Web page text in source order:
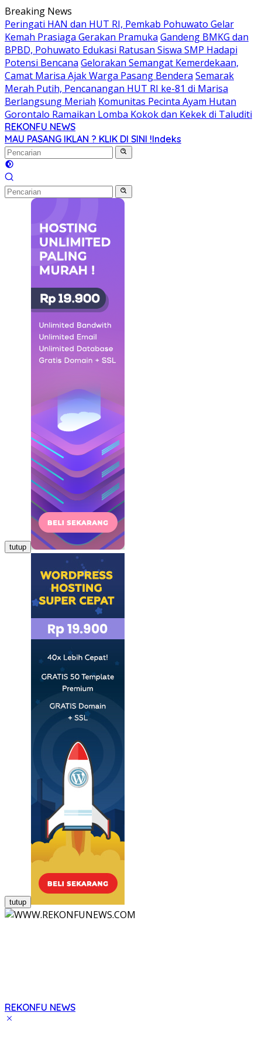
Langsung
ke
konten
Breaking News
Peringati HAN dan HUT RI, Pemkab Pohuwato Gelar
Kemah Prasiaga Gerakan Pramuka Gandeng BMKG dan
BPBD, Pohuwato Edukasi Ratusan Siswa SMP Hadapi
Potensi Bencana Gelorakan Semangat Kemerdekaan,
Camat Marisa Ajak Warga Pasang Bendera Semarak
Merah Putih, Pencanangan HUT RI ke-81 di Marisa
Berlangsung Meriah Komunitas Pecinta Ayam Hutan
Gorontalo Ramaikan Lomba Kokok dan Kekek di Taluditi
REKONFU NEWS
Tegas,
Berani
dan
Transparan
MAU PASANG IKLAN ? KLIK DI SINI !Indeks
tutup
tutup
REKONFU NEWS
Tegas,